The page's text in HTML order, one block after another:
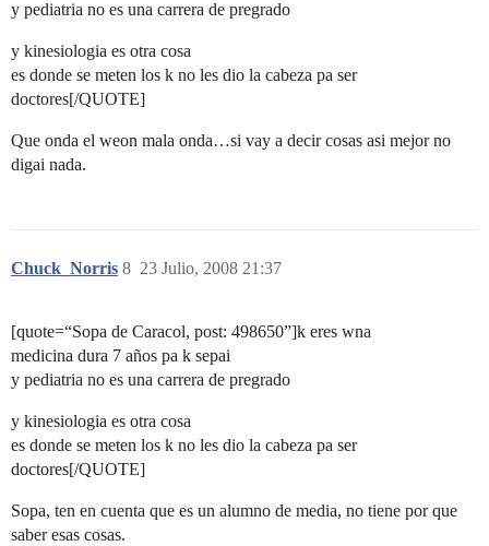
y pediatria no es una carrera de pregrado
y kinesiologia es otra cosa
es donde se meten los k no les dio la cabeza pa ser
doctores[/QUOTE]
Que onda el weon mala onda…si vay a decir cosas asi mejor no
digai nada.
Chuck_Norris 23 Julio, 2008 21:37
8
[quote=“Sopa de Caracol, post: 498650”]k eres wna
medicina dura 7 años pa k sepai
y pediatria no es una carrera de pregrado
y kinesiologia es otra cosa
es donde se meten los k no les dio la cabeza pa ser
doctores[/QUOTE]
Sopa, ten en cuenta que es un alumno de media, no tiene por que
saber esas cosas.